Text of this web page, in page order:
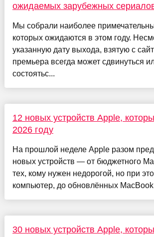
ожидаемых зарубежных
Мы собрали наиболее
которых ожидаются в этом году.
указанную дату выхода, взятую с
премьера всегда может сдвинуться
состоятьс...
12 новых устройств Apple,
2026 году
На прошлой неделе Apple разом
новых устройств — от бюджетного
тех, кому нужен недорогой, но при
компьютер, до обновлённых
30 новых устройств Apple,